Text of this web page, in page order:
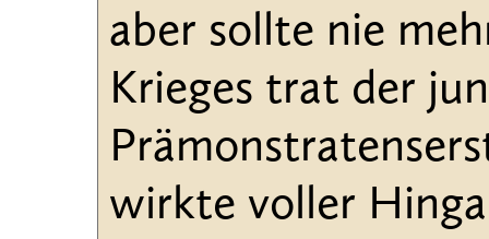
aber sollte nie
Krieges trat der
wirkte voller